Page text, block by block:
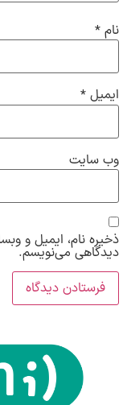
نام *
ایمیل *
وب‌ سایت
ذخیره نام، ایمیل و
دیدگاهی می‌نویسم.